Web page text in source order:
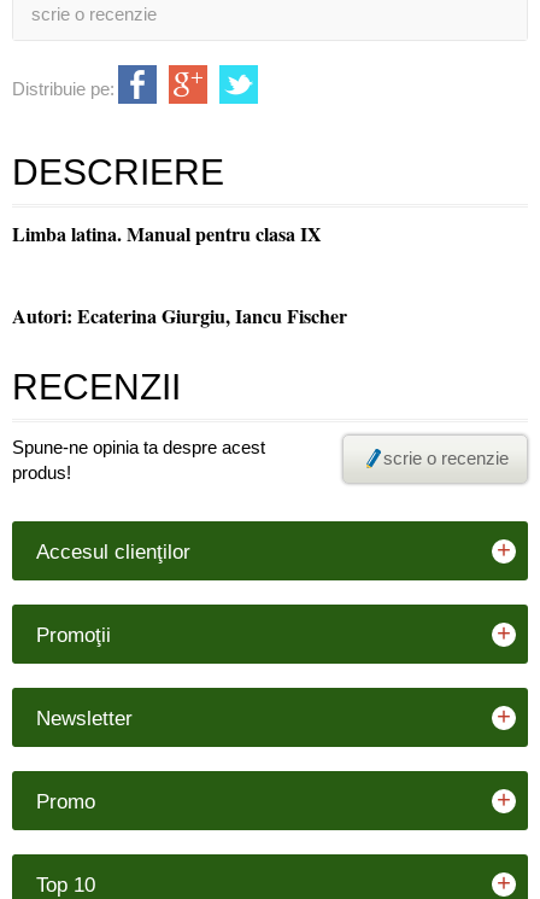
scrie o recenzie
Distribuie pe:
DESCRIERE
Limba latina. Manual pentru clasa IX
Autori: Ecaterina Giurgiu, Iancu Fischer
RECENZII
Spune-ne opinia ta despre acest
produs!
scrie o recenzie
Accesul clienţilor +
Promoţii +
Newsletter +
Promo +
Top 10 +